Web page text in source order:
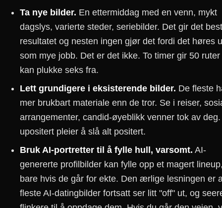
Ta nye bilder. En ettermiddag med en venn, mykt
dagslys, varierte steder, seriebilder. Det gir det
resultatet og nesten ingen gjør det fordi det høres
som mye jobb. Det er det ikke. To timer gir 50 ruter
kan plukke seks fra.
Lett grundigere i eksisterende bilder. De fleste
mer brukbart materiale enn de tror. Se i reiser,
arrangementer, candid-øyeblikk venner tok av deg.
upositert pleier å slå alt positert.
Bruk AI-portretter til å fylle hull, varsomt. AI-
genererte profilbilder kan fylle opp et magert
bare hvis de går for ekte. Den ærlige lesningen er
fleste AI-datingbilder fortsatt ser litt "off" ut, og